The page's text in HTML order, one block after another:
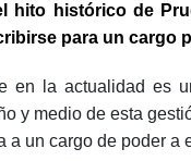
hito histórico de
para un cargo
en la actualidad es
y medio de esta
a un cargo de poder a